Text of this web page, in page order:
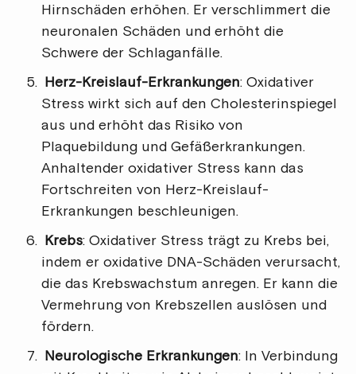
Hirnschäden erhöhen. Er verschlimmert die
neuronalen Schäden und erhöht die
Schwere der Schlaganfälle.
Herz-Kreislauf-Erkrankungen: Oxidativer
Stress wirkt sich auf den Cholesterinspiegel
aus und erhöht das Risiko von
Plaquebildung und Gefäßerkrankungen.
Anhaltender oxidativer Stress kann das
Fortschreiten von Herz-Kreislauf-
Erkrankungen beschleunigen.
Krebs: Oxidativer Stress trägt zu Krebs bei,
indem er oxidative DNA-Schäden verursacht,
die das Krebswachstum anregen. Er kann die
Vermehrung von Krebszellen auslösen und
fördern.
Neurologische Erkrankungen: In Verbindung